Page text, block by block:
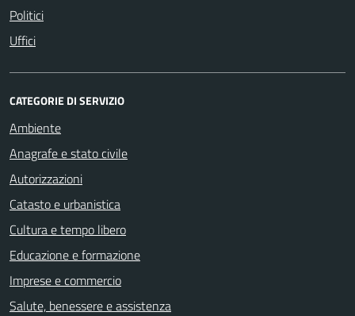
Politici
Uffici
CATEGORIE DI SERVIZIO
Ambiente
Anagrafe e stato civile
Autorizzazioni
Catasto e urbanistica
Cultura e tempo libero
Educazione e formazione
Imprese e commercio
Salute, benessere e assistenza